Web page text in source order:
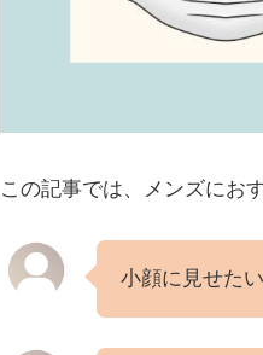
この記事では、メンズにお
小顔に見せた